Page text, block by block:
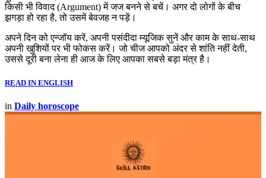
किसी भी विवाद (Argument) में जज बनने से बचें। अगर दो लोगों के बीच
झगड़ा हो रहा है, तो उसमें बेवजह न पड़ें।
अपने दिन को एन्जॉय करें, अपनी पसंदीदा म्यूजिक सुनें और काम के साथ-साथ
अपनी खुशियों पर भी फोकस करें। जो चीज आपको अंदर से शांति नहीं देती,
उससे दूरी बना लेना ही आज के लिए आपका सबसे बड़ा मंत्र है।
READ IN ENGLISH
in Daily horoscope